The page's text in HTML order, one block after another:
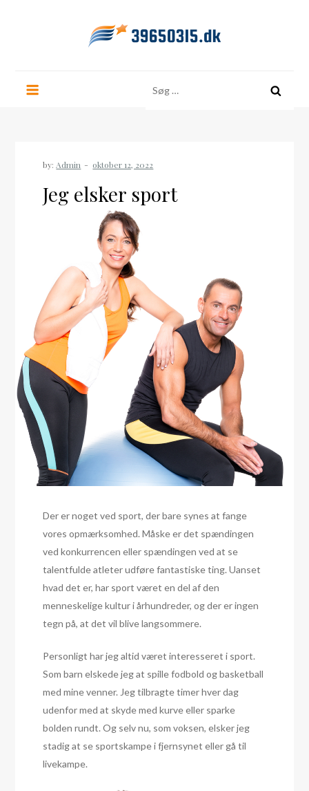
efter:
by: Admin
Jeg elsker sport
Der er noget ved sport, der bare synes at fange
vores opmærksomhed. Måske er det spændingen
ved konkurrencen eller spændingen ved at se
talentfulde atleter udføre fantastiske ting. Uanset
hvad det er, har sport været en del af den
menneskelige kultur i århundreder, og der er ingen
tegn på, at det vil blive langsommere.
Personligt har jeg altid været interesseret i sport.
Som barn elskede jeg at spille fodbold og basketball
med mine venner. Jeg tilbragte timer hver dag
udenfor med at skyde med kurve eller sparke
bolden rundt. Og selv nu, som voksen, elsker jeg
stadig at se sportskampe i fjernsynet eller gå til
livekampe.